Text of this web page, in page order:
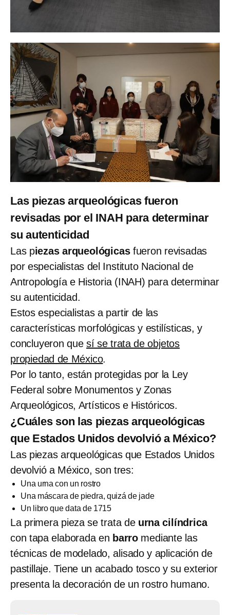
Las piezas arqueológicas fueron
revisadas por el INAH para determinar
su autenticidad
Las piezas arqueológicasfueron revisadas
por especialistas del Instituto Nacional de
Antropología e Historia (INAH) para determinar
su autenticidad.
Estos especialistas a partir de las
características morfológicas y estilísticas, y
concluyeron quesí se trata de objetos
propiedad de México.
Por lo tanto, están protegidas por la Ley
Federal sobre Monumentos y Zonas
Arqueológicos, Artísticos e Históricos.
¿Cuáles son las piezas arqueológicas
que Estados Unidos devolvió a México?
Las piezas arqueológicas que Estados Unidos
devolvió a México, son tres:
Una urna con un rostro
Una máscara de piedra, quizá de jade
Un libro que data de 1715
La primera pieza se trata deurna cilíndrica
con tapa elaborada en barro mediante las
técnicas de modelado, alisado y aplicación de
pastillaje. Tiene un acabado tosco y su exterior
presenta la decoración de un rostro humano.